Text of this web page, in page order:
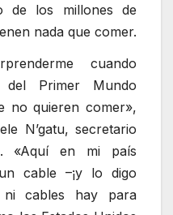
de los millones de
nada que comer.
cuando
Primer Mundo
no quieren comer»,
N’gatu, secretario
«Aquí en mi país
cable –¡y lo digo
ni cables hay para